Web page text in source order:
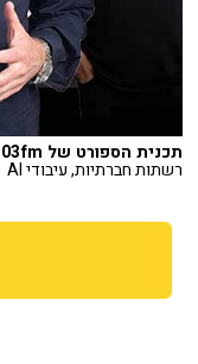
תכנית הספורט של 103fm
רשתות חברתיות, עיבודי AI